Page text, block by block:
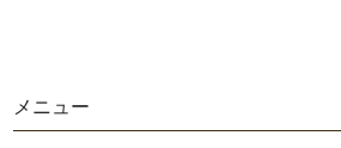
メニュー